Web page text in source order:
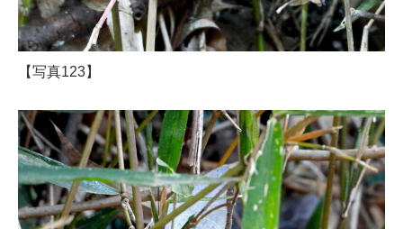
【写真123】